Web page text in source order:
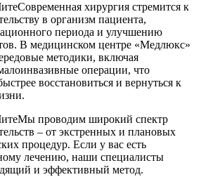
Современная хирургия стремится к
в организм пациента,
периода и улучшению
В медицинском центре «Медлюкс»
методики, включая
операции, что
восстановиться и вернуться к
Мы проводим широкий спектр
– от экстренных и плановых
процедур. Если у вас есть
лечению, наши специалисты
и эффективный метод.